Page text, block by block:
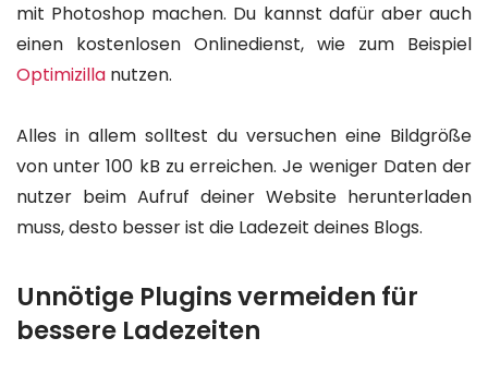
mit Photoshop machen. Du kannst dafür aber auch
einen kostenlosen Onlinedienst, wie zum Beispiel
Optimizilla nutzen.
Alles in allem solltest du versuchen eine Bildgröße
von unter 100 kB zu erreichen. Je weniger Daten der
nutzer beim Aufruf deiner Website herunterladen
muss, desto besser ist die Ladezeit deines Blogs.
Unnötige Plugins vermeiden für
bessere Ladezeiten